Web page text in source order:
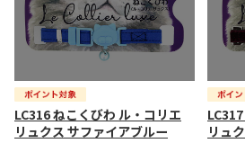
LC316 ねこくびわ ル・コリエ
リュクス サファイアブルー
リュ